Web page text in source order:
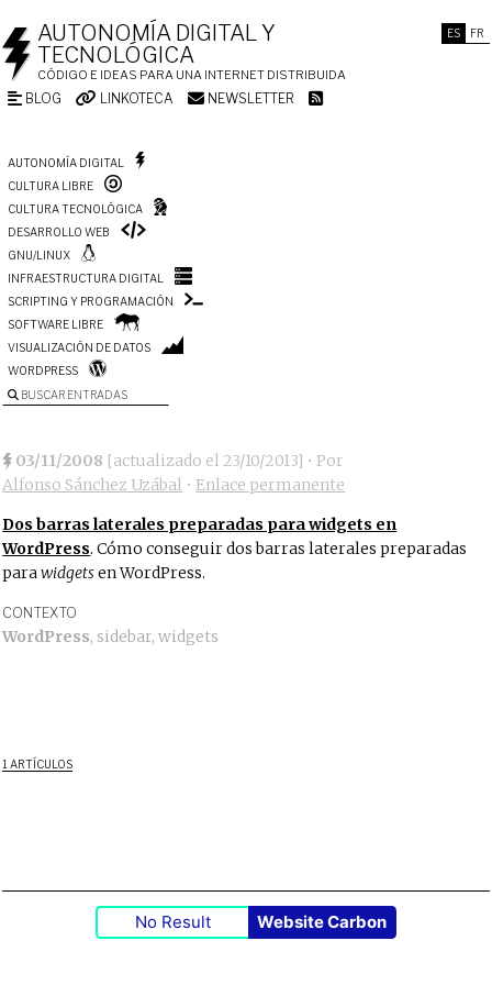
ES FR
AUTONOMÍA DIGITAL Y
TECNOLÓGICA
CÓDIGO E IDEAS PARA UNA INTERNET DISTRIBUIDA
BLOG LINKOTECA NEWSLETTER
AUTONOMÍA DIGITAL
CULTURA LIBRE
CULTURA TECNOLÓGICA
DESARROLLO WEB
GNU/LINUX
INFRAESTRUCTURA DIGITAL
SCRIPTING Y PROGRAMACIÓN
SOFTWARE LIBRE
VISUALIZACIÓN DE DATOS
WORDPRESS
BUSCAR ENTRADAS
03/11/2008 [actualizado el 23/10/2013] • Por
Alfonso Sánchez Uzábal • Enlace permanente
Dos barras laterales preparadas para widgets en
WordPress. Cómo conseguir dos barras laterales preparadas
parawidgetsen WordPress.
CONTEXTO
WordPress, sidebar,widgets
1 ARTÍCULOS
No Result Website Carbon